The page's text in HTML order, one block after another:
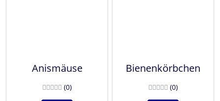
Anismäuse
(0Bewertungen
)
Bienenkörbchen
(0)